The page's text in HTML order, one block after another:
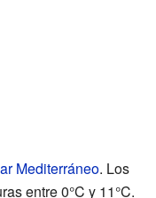
Mediterráneo. Los
entre 0°C y 11°C.